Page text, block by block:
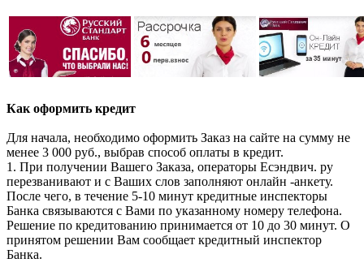
Как оформить кредит
Для начала, необходимо оформить Заказ на сайте на сумму не
менее 3 000 руб., выбрав способ оплаты в кредит.
1. При получении Вашего Заказа, операторы Есэндвич. ру
перезванивают и с Ваших слов заполняют онлайн -анкету.
После чего, в течение 5-10 минут кредитные инспекторы
Банка связываются с Вами по указанному номеру телефона.
Решение по кредитованию принимается от 10 до 30 минут. О
принятом решении Вам сообщает кредитный инспектор
Банка.